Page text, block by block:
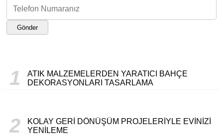
Gönder
1
ATIK MALZEMELERDEN YARATICI BAHÇE
DEKORASYONLARI TASARLAMA
2
KOLAY GERI DÖNÜŞÜM PROJELERIYLE EVINIZI
YENILEME